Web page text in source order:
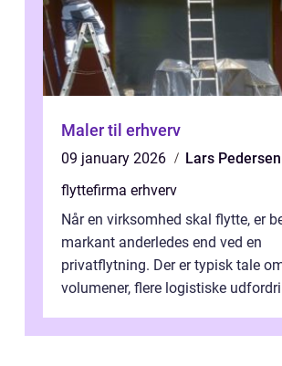
Maler til erhverv
09 january 2026
Lars Pedersen
flyttefirma erhverv
Når en virksomhed skal flytte, er
markant anderledes end ved en
privatflytning. Der er typisk tale
volumener, flere logistiske